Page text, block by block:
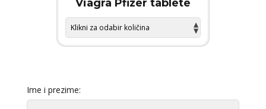
Viagra Pfizer tablete
Ime i prezime: